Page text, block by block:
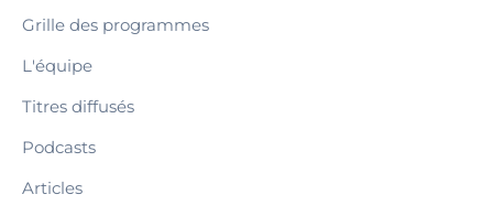
Grille des programmes
L'équipe
Titres diffusés
Podcasts
Articles